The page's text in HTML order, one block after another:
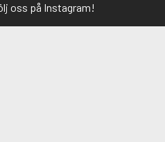
oss på Instagram!